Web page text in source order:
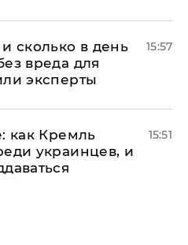
сколько в день
вреда для
эксперты
15:57
как Кремль
украинцев, и
15:51